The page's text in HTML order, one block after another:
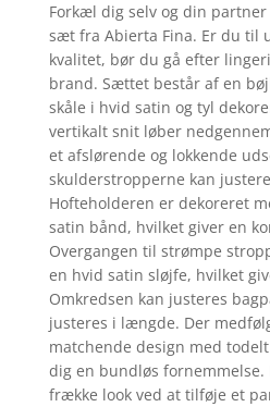
af 5
baseret på
kundebedøm
melser
Forkæl dig selv og din
sæt fra Abierta Fina. Er du til
kvalitet, bør du gå efter
brand. Sættet består af en
skåle i hvid satin og tyl
vertikalt snit løber
et afslørende og lokkende
skulderstropperne kan
Hofteholderen er dekoreret
satin bånd, hvilket giver en
Overgangen til strømpe
en hvid satin sløjfe, hvilket
Omkredsen kan justeres
justeres i længde. Der
matchende design med
dig en bundløs fornemmelse.
frække look ved at tilføje et